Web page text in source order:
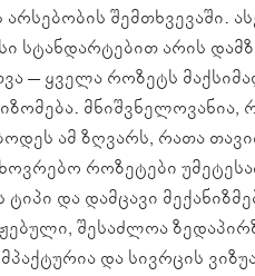
არსებობის შემთხვევაში.
სტანდარტებით არის
– ყველა როზეტს
ამ ზღვარს, რათა
როზეტები
ტიპი და დამცავი
შესაძლოა
და სივრცის